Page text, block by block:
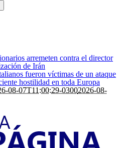
arremeten contra el director
de Irán
fueron víctimas de un ataque
hostilidad en toda Europa
08-07T11:00:29-03002026-08-